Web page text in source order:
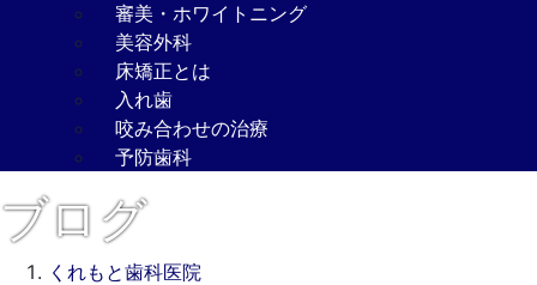
審美・ホワイトニング
美容外科
床矯正とは
入れ歯
咬み合わせの治療
予防歯科
ブログ
くれもと歯科医院